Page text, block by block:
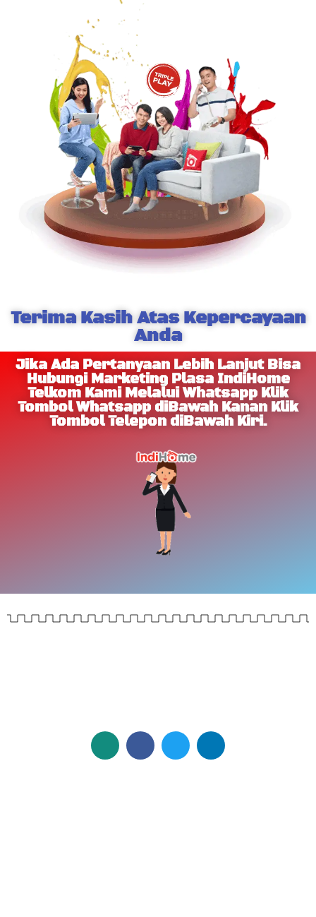
Terima Kasih Atas Kepercayaan
Anda
Jika Ada Pertanyaan Lebih Lanjut Bisa
Hubungi Marketing Plasa IndiHome
Telkom Kami Melalui Whatsapp Klik
Tombol Whatsapp diBawah Kanan Klik
Tombol Telepon diBawah Kiri.